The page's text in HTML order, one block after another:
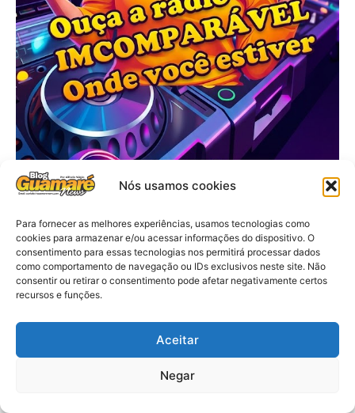
Nós usamos cookies
Para fornecer as melhores experiências, usamos tecnologias como
cookies para armazenar e/ou acessar informações do dispositivo. O
consentimento para essas tecnologias nos permitirá processar dados
como comportamento de navegação ou IDs exclusivos neste site. Não
consentir ou retirar o consentimento pode afetar negativamente certos
recursos e funções.
Aceitar
Negar